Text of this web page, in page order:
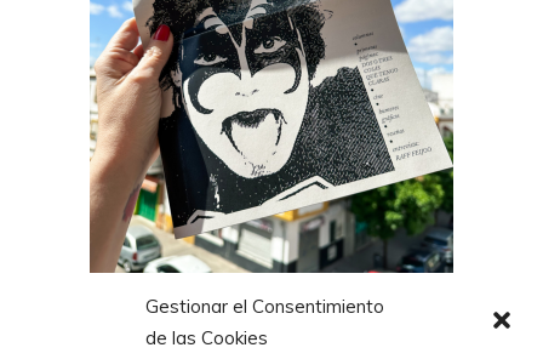
Gestionar el Consentimiento
de las Cookies
Revista ‘Mesura’
Nazaret 16 mayo, 2024